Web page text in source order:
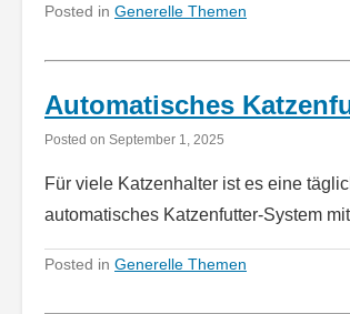
Posted in Generelle Themen
Automatisches
Posted on September 1, 2025
Für viele Katzenhalter ist es eine
automatisches Katzenfutter-System
Posted in Generelle Themen